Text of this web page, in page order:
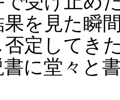
果を見た瞬
否定してき
書に堂々と